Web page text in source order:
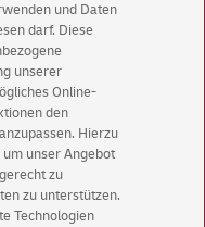
DIN C6, ohne
und Daten
darf. Diese
unserer
Online-
den
Hierzu
unser Angebot
zu
zu unterstützen.
Technologien